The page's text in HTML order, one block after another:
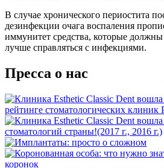
В случае хронического периостита
дезинфекции очага воспаления
иммунитет средства, которые
лучше справляться с инфекциями.
Пресса о нас